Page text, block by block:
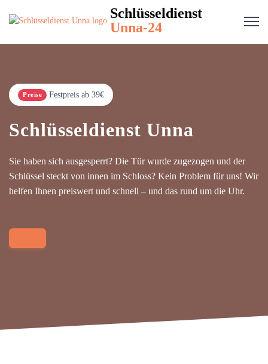
Schlüsseldienst
Unna-24
Preise Festpreis ab 39€
Schlüsseldienst Unna
Sie haben sich ausgesperrt? Die Tür wurde zugezogen und der
Schlüssel steckt von innen im Schloss? Kein Problem für uns! Wir
helfen Ihnen preiswert und schnell – und das rund um die Uhr.